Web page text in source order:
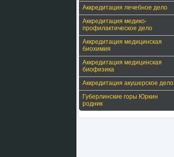
Аккредитация лечебное дело
Аккредитация медико-
профилактическое дело
Аккредитация медицинская
биохимия
Аккредитация медицинская
биофизика
Аккредитация акушерское дело
Губерлинские горы Юркин
родник